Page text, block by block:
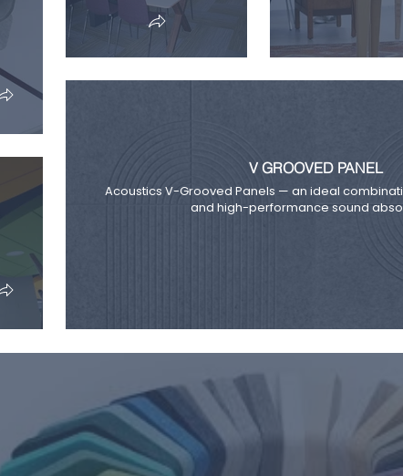
V GROOVED PANEL
Acoustics V-Grooved Panels — an ideal
and high-performance sound